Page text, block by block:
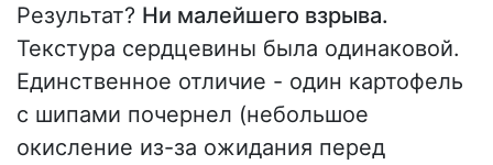
Результат? Ни малейшего взрыва.
Текстура сердцевины была одинаковой.
Единственное отличие - один картофель
с шипами почернел (небольшое
окисление из-за ожидания перед